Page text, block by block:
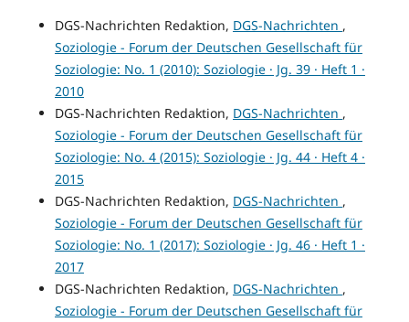
DGS-Nachrichten Redaktion, DGS-Nachrichten ,
Soziologie - Forum der Deutschen Gesellschaft für
Soziologie: No. 1 (2010): Soziologie · Jg. 39 · Heft 1 ·
2010
DGS-Nachrichten Redaktion, DGS-Nachrichten ,
Soziologie - Forum der Deutschen Gesellschaft für
Soziologie: No. 4 (2015): Soziologie · Jg. 44 · Heft 4 ·
2015
DGS-Nachrichten Redaktion, DGS-Nachrichten ,
Soziologie - Forum der Deutschen Gesellschaft für
Soziologie: No. 1 (2017): Soziologie · Jg. 46 · Heft 1 ·
2017
DGS-Nachrichten Redaktion, DGS-Nachrichten ,
Soziologie - Forum der Deutschen Gesellschaft für